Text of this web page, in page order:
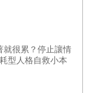
而選擇了這份工
不起幹勁。
金錢上的問題，
就很累？停止讓情
型人格自救小本